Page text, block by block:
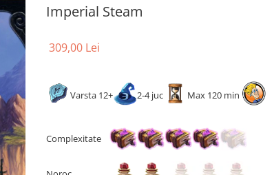
Imperial Steam
309,00 Lei
Varsta 12+ 2-4 juc Max 120 min
Complexitate